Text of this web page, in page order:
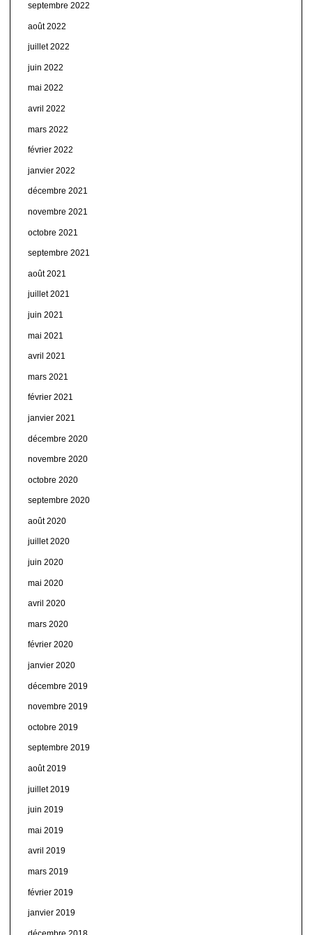
septembre 2022
août 2022
juillet 2022
juin 2022
mai 2022
avril 2022
mars 2022
février 2022
janvier 2022
décembre 2021
novembre 2021
octobre 2021
septembre 2021
août 2021
juillet 2021
juin 2021
mai 2021
avril 2021
mars 2021
février 2021
janvier 2021
décembre 2020
novembre 2020
octobre 2020
septembre 2020
août 2020
juillet 2020
juin 2020
mai 2020
avril 2020
mars 2020
février 2020
janvier 2020
décembre 2019
novembre 2019
octobre 2019
septembre 2019
août 2019
juillet 2019
juin 2019
mai 2019
avril 2019
mars 2019
février 2019
janvier 2019